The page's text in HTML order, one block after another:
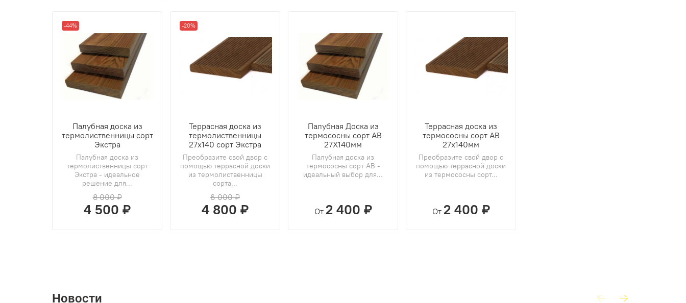
-44%
Палубная доска из
термолиственницы сорт
Экстра
Палубная доска из
термолиственницы сорт
Экстра - идеальное
решение для...
8 000 ₽
4 500 ₽
-20%
Террасная доска из
термолиственницы
27х140 сорт Экстра
Преобразите свой двор с
помощью террасной доски
из термолиственницы
сорта...
6 000 ₽
4 800 ₽
Палубная Доска из
термососны сорт АВ
27Х140мм
Палубная доска из
термососны сорт АВ -
идеальный выбор для...
От 2 400 ₽
Террасная доска из
термососны сорт АВ
27х140мм
Преобразите свой двор с
помощью террасной доски
из термососны сорт...
От 2 400 ₽
Новости